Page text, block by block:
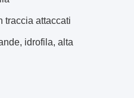
traccia attaccati
idrofila, alta